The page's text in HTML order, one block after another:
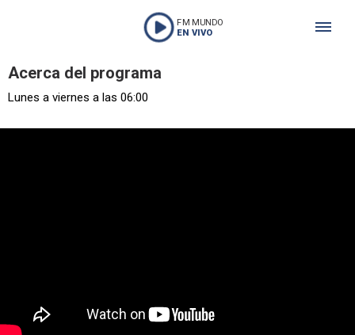
FM MUNDO
EN VIVO
Acerca del programa
Lunes a viernes a las 06:00